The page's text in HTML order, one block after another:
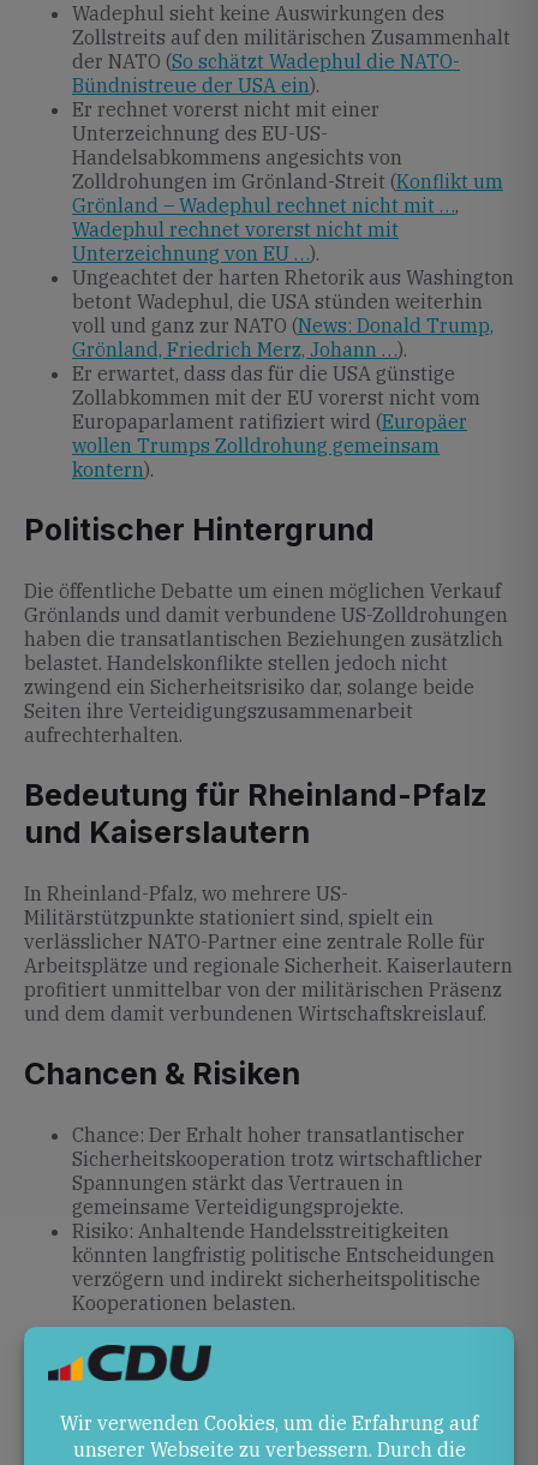
Wadephul sieht keine Auswirkungen des
Zollstreits auf den militärischen Zusammenhalt
der NATO (So schätzt Wadephul die NATO-
Bündnistreue der USA ein).
Er rechnet vorerst nicht mit einer
Unterzeichnung des EU-US-
Handelsabkommens angesichts von
Zolldrohungen im Grönland-Streit (Konflikt um
Grönland – Wadephul rechnet nicht mit …,
Wadephul rechnet vorerst nicht mit
Unterzeichnung von EU …).
Ungeachtet der harten Rhetorik aus Washington
betont Wadephul, die USA stünden weiterhin
voll und ganz zur NATO (News: Donald Trump,
Grönland, Friedrich Merz, Johann …).
Er erwartet, dass das für die USA günstige
Zollabkommen mit der EU vorerst nicht vom
Europaparlament ratifiziert wird (Europäer
wollen Trumps Zolldrohung gemeinsam
kontern).
Politischer Hintergrund
Die öffentliche Debatte um einen möglichen Verkauf
Grönlands und damit verbundene US-Zolldrohungen
haben die transatlantischen Beziehungen zusätzlich
belastet. Handelskonflikte stellen jedoch nicht
zwingend ein Sicherheitsrisiko dar, solange beide
Seiten ihre Verteidigungszusammenarbeit
aufrechterhalten.
Bedeutung für Rheinland-Pfalz
und Kaiserslautern
In Rheinland-Pfalz, wo mehrere US-
Militärstützpunkte stationiert sind, spielt ein
verlässlicher NATO-Partner eine zentrale Rolle für
Arbeitsplätze und regionale Sicherheit. Kaiserlautern
profitiert unmittelbar von der militärischen Präsenz
und dem damit verbundenen Wirtschaftskreislauf.
Chancen & Risiken
Chance: Der Erhalt hoher transatlantischer
Sicherheitskooperation trotz wirtschaftlicher
Spannungen stärkt das Vertrauen in
gemeinsame Verteidigungsprojekte.
Risiko: Anhaltende Handelsstreitigkeiten
könnten langfristig politische Entscheidungen
verzögern und indirekt sicherheitspolitische
Kooperationen belasten.
Ausblick
Wadephuls Einschätzungen deuten auf eine
Fortführung des Status quo hin: Der Abschluss eines